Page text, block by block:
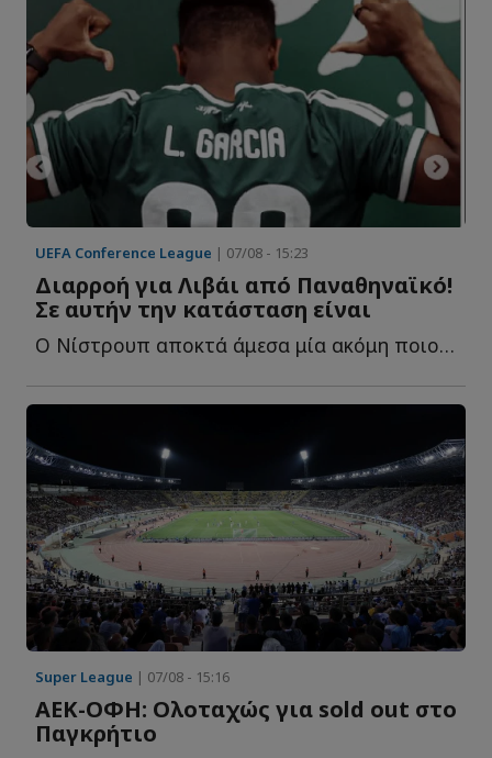
UEFA Conference League | 07/08 - 15:23
Διαρροή για Λιβάι από Παναθηναϊκό!
Σε αυτήν την κατάσταση είναι
Ο Νίστρουπ αποκτά άμεσα μία ακόμη ποιοτική λύση ενόψει ε...
Super League | 07/08 - 15:16
ΑΕΚ-ΟΦΗ: Ολοταχώς για sold out στο
Παγκρήτιο